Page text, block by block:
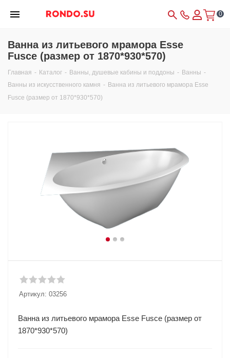
0
Ванна из литьевого мрамора Esse
Fusce (размер от 1870*930*570)
Главная - Каталог - Ванны, душевые кабины и поддоны - Ванны -
Ванны из искусственного камня - Ванна из литьевого мрамора Esse
Fusce (размер от 1870*930*570)
Артикул: 03256
Ванна из литьевого мрамора Esse Fusce (размер от
1870*930*570)